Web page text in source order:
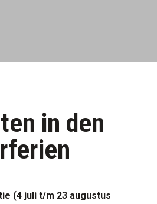
in den
(4 juli t/m 23 augustus